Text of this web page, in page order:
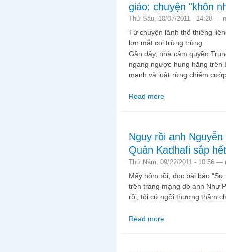
giáo: chuyện "khôn
Thứ Sáu, 10/07/2011 - 14:28 —
Từ chuyện lãnh thổ thiêng
lợn mắt coi trừng trừng
Gần đây, nhà cầm quyền
ngang ngược hung hăng trên
mạnh và luật rừng chiếm
Read more
Nguy rồi anh
Quân Kadhafi sắp
Thứ Năm, 09/22/2011 - 10:56 —
Mấy hôm rồi, đọc bài báo
trên trang mạng do anh Như
rồi, tôi cứ ngồi thương thầm
Read more